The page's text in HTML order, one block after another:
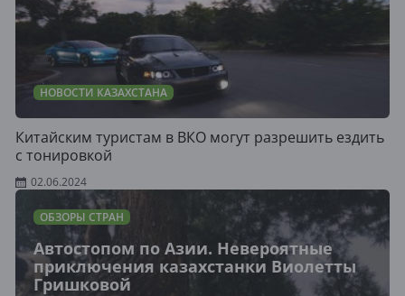
НОВОСТИ КАЗАХСТАНА
​Китайским туристам в ВКО могут разрешить ездить
с тонировкой
02.06.2024
ОБЗОРЫ СТРАН
Автостопом по Азии. Невероятные
приключения казахстанки Виолетты
Гришковой